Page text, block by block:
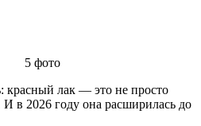
5 фото
красный лак — это не просто
И в 2026 году она расширилась до